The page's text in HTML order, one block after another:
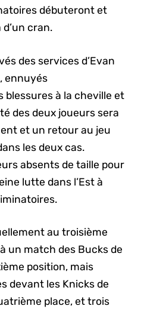
débuteront et
cran.
des services d’Evan
ennuyés
blessures à la cheville et
des deux joueurs sera
et un retour au jeu
les deux cas.
absents de taille pour
lutte dans l’Est à
au troisième
un match des Bucks de
position, mais
devant les Knicks de
place, et trois